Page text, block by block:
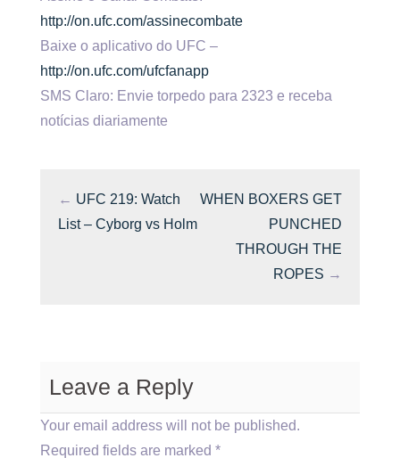
http://on.ufc.com/assinecombate
Baixe o aplicativo do UFC –
http://on.ufc.com/ufcfanapp
SMS Claro: Envie torpedo para 2323 e receba
notícias diariamente
← UFC 219: Watch
List – Cyborg vs Holm
WHEN BOXERS GET
PUNCHED
THROUGH THE
ROPES →
Leave a Reply
Your email address will not be published.
Required fields are marked *